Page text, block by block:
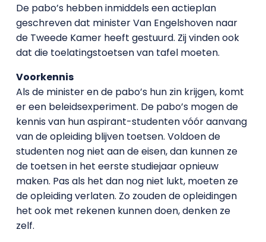
De pabo’s hebben inmiddels een actieplan
geschreven dat minister Van Engelshoven naar
de Tweede Kamer heeft gestuurd. Zij vinden ook
dat die toelatingstoetsen van tafel moeten.
Voorkennis
Als de minister en de pabo’s hun zin krijgen, komt
er een beleidsexperiment. De pabo’s mogen de
kennis van hun aspirant-studenten vóór aanvang
van de opleiding blijven toetsen. Voldoen de
studenten nog niet aan de eisen, dan kunnen ze
de toetsen in het eerste studiejaar opnieuw
maken. Pas als het dan nog niet lukt, moeten ze
de opleiding verlaten. Zo zouden de opleidingen
het ook met rekenen kunnen doen, denken ze
zelf.